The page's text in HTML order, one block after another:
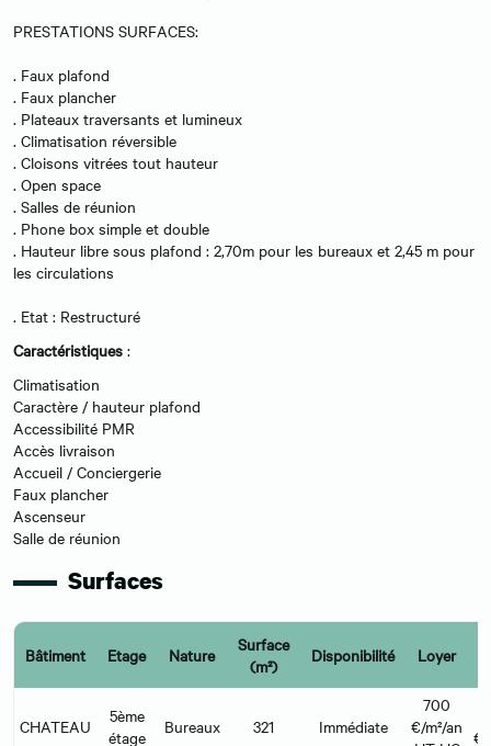
PRESTATIONS SURFACES:
. Faux plafond
. Faux plancher
. Plateaux traversants et lumineux
. Climatisation réversible
. Cloisons vitrées tout hauteur
. Open space
. Salles de réunion
. Phone box simple et double
. Hauteur libre sous plafond : 2,70m pour les bureaux et 2,45 m pour
les circulations
. Etat : Restructuré
Caractéristiques :
Climatisation
Caractère / hauteur plafond
Accessibilité PMR
Accès livraison
Accueil / Conciergerie
Faux plancher
Ascenseur
Salle de réunion
Surfaces
Bâtiment Etage Nature
Surface
(m²)
Disponibilité Loyer
CHATEAU
5ème
étage
Bureaux 321 Immédiate
700
€/m²/an €/